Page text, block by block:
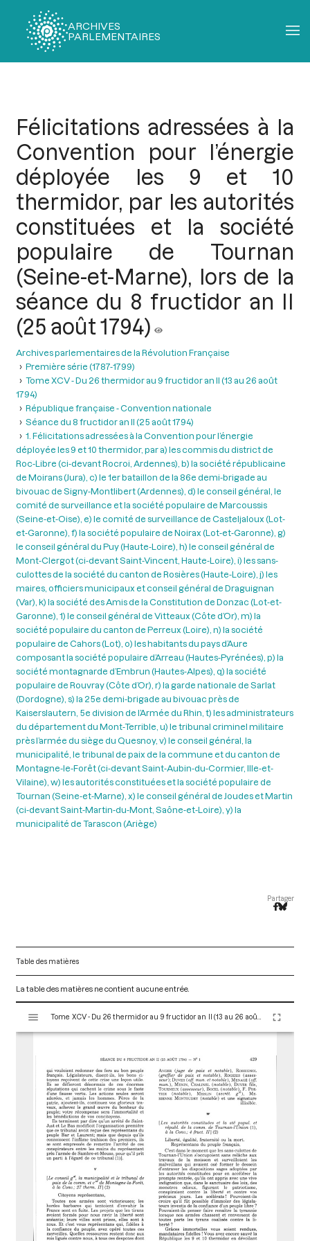
ARCHIVES
PARLEMENTAIRES
Félicitations adressées à la
Convention pour l’énergie
déployée les 9 et 10
thermidor, par les autorités
constituées et la société
populaire de Tournan
(Seine-et-Marne), lors de la
séance du 8 fructidor an II
(25 août 1794)
Archives parlementaires de la Révolution Française
Première série (1787-1799)
Tome XCV - Du 26 thermidor au 9 fructidor an II (13 au 26 août
1794)
République française - Convention nationale
Séance du 8 fructidor an II (25 août 1794)
1. Félicitations adressées à la Convention pour l’énergie
déployée les 9 et 10 thermidor, par a) les commis du district de
Roc-Libre (ci-devant Rocroi, Ardennes), b) la société républicaine
de Moirans (Jura), c) le 1er bataillon de la 86e demi-brigade au
bivouac de Signy-Montlibert (Ardennes), d) le conseil général, le
comité de surveillance et la société populaire de Marcoussis
(Seine-et-Oise), e) le comité de surveillance de Casteljaloux (Lot-
et-Garonne), f) la société populaire de Noirax (Lot-et-Garonne), g)
le conseil général du Puy (Haute-Loire), h) le conseil général de
Mont-Clergot (ci-devant Saint-Vincent, Haute-Loire), i) les sans-
culottes de la société du canton de Rosières (Haute-Loire), j) les
maires, officiers municipaux et conseil général de Draguignan
(Var), k) la société des Amis de la Constitution de Donzac (Lot-et-
Garonne), 1) le conseil général de Vitteaux (Côte d’Or), m) la
société populaire du canton de Perreux (Loire), n) la société
populaire de Cahors (Lot), o) les habitants du pays d’Aure
composant la société populaire d’Arreau (Hautes-Pyrénées), p) la
société montagnarde d’Embrun (Hautes-Alpes), q) la société
populaire de Rouvray (Côte d’Or), r) la garde nationale de Sarlat
(Dordogne), s) la 25e demi-brigade au bivouac près de
Kaiserslautern, 5e division de l’Armée du Rhin, t) les administrateurs
du département du Mont-Terrible, u) le tribunal criminel militaire
près l’armée du siège du Quesnoy, v) le conseil général, la
municipalité, le tribunal de paix de la commune et du canton de
Montagne-le-Forêt (ci-devant Saint-Aubin-du-Cormier, Ille-et-
Vilaine), w) les autorités constituées et la société populaire de
Tournan (Seine-et-Marne), x) le conseil général de Joudes et Martin
(ci-devant Saint-Martin-du-Mont, Saône-et-Loire), y) la
municipalité de Tarascon (Ariège)
Partager
Table des matières
La table des matières ne contient aucune entrée.
s